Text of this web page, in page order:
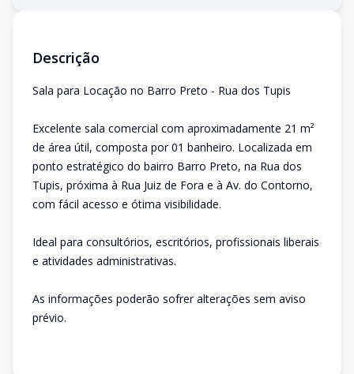
Descrição
Sala para Locação no Barro Preto - Rua dos Tupis
Excelente sala comercial com aproximadamente 21 m²
de área útil, composta por 01 banheiro. Localizada em
ponto estratégico do bairro Barro Preto, na Rua dos
Tupis, próxima à Rua Juiz de Fora e à Av. do Contorno,
com fácil acesso e ótima visibilidade.
Ideal para consultórios, escritórios, profissionais liberais
e atividades administrativas.
As informações poderão sofrer alterações sem aviso
prévio.